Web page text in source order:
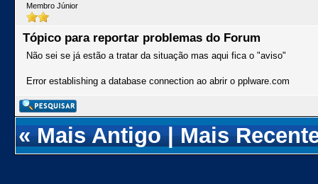
Membro Júnior
Tópico para reportar problemas do Forum
Não sei se já estão a tratar da situação mas aqui fica o "aviso"
Error establishing a database connection ao abrir o pplware.com
«Mais Antigo|Mais